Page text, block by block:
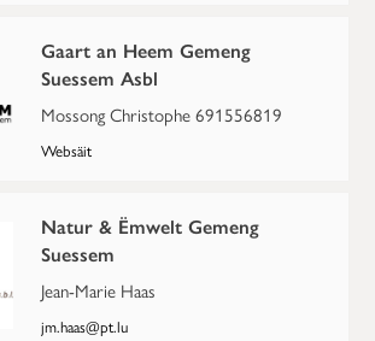
Gaart an Heem Gemeng
Suessem Asbl
Mossong Christophe 691556819
Websäit
Natur & Ëmwelt Gemeng
Suessem
Jean-Marie Haas
jm.haas@pt.lu